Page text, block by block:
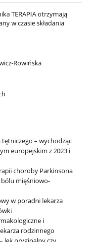
TERAPIA otrzymają
w czasie składania
Rowińska
– wychodząc
europejskim z 2023 i
choroby Parkinsona
mięśniowo-
w poradni lekarza
i
rodzinnego